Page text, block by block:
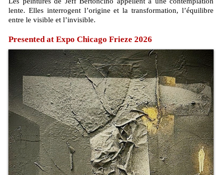
lente. Elles interrogent l’origine et la transformation, l’équilibre
entre le visible et l’invisible.
Presented at Expo Chicago Frieze 2026